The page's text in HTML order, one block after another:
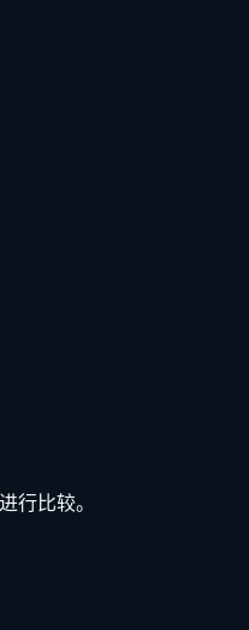
行比较。